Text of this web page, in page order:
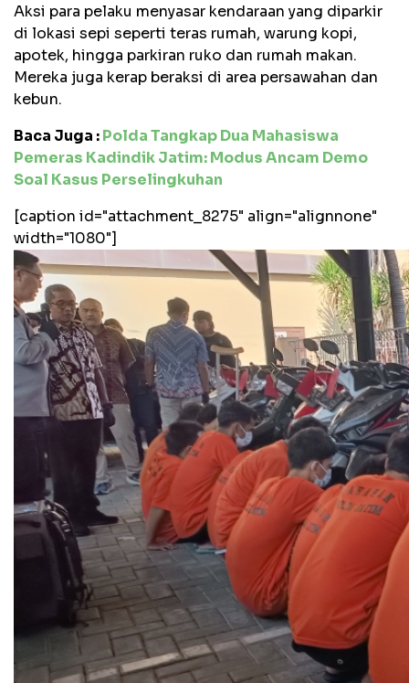
Aksi para pelaku menyasar kendaraan yang diparkir
di lokasi sepi seperti teras rumah, warung kopi,
apotek, hingga parkiran ruko dan rumah makan.
Mereka juga kerap beraksi di area persawahan dan
kebun.
Baca Juga :Polda Tangkap Dua Mahasiswa
Pemeras Kadindik Jatim: Modus Ancam Demo
Soal Kasus Perselingkuhan
[caption id="attachment_8275" align="alignnone"
width="1080"]